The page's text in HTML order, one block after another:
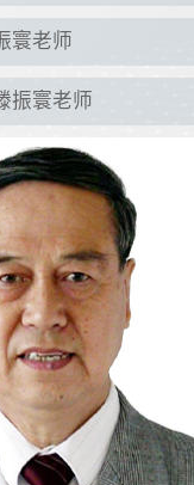
寰老师
振寰老师